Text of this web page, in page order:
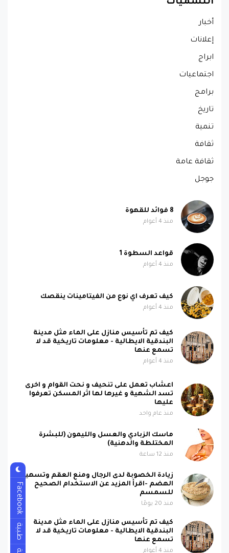
التسميات
أخبار
إعلانات
ابراج
اجتماعيات
برامج
تاريخ
تنمية
ثقافة
ثقافة عامة
جوجل
8 فوائد للقهوة
منذ 4 أعوام
قواعد السطوة 1
منذ 4 أعوام
كيف تعرف اي نوع من الفيتامينات ينقصك
منذ 4 أعوام
كيف تم تأسيس منازل على الماء مثل مدينة
البندقية الايطالية - معلومات تاريخية قد لا
تسمع عنها
منذ 4 أعوام
اعشاب تعمل على تنحيف و نحت القوام و اخرى
تسد الشهية و غيرها لها اثر المسكن تعرفوا
عليها
منذ عام واحد
ماسك الزبادي والعسل والليمون (للبشرة
المختلطة والدهنية)
منذ 12 ساعة
زيادة الخصوبة لدى الرجال ومنع العقم وتسهيل
الهضم -اقرأ المزيد عن الاستخدام الصحيح
للسمسم
منذ 20 يومًا
كيف تم تأسيس منازل على الماء مثل مدينة
البندقية الايطالية - معلومات تاريخية قد لا
تسمع عنها
منذ 4 أعوام
Facebook
طبية